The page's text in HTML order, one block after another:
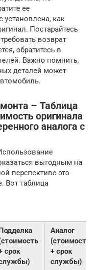
ее
установлена, как
Постарайтесь
возврат
обратитесь в
Важно помнить,
деталей может
– Таблица
оригинала
аналога с
выгодным на
перспективе это
Вот таблица
срок
Аналог
(стоимость
+ срок
службы)